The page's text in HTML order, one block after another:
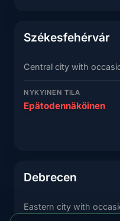
Székesfehérvár
Central city with
NYKYINEN TILA
Epätodennäköinen
Debrecen
Eastern city with